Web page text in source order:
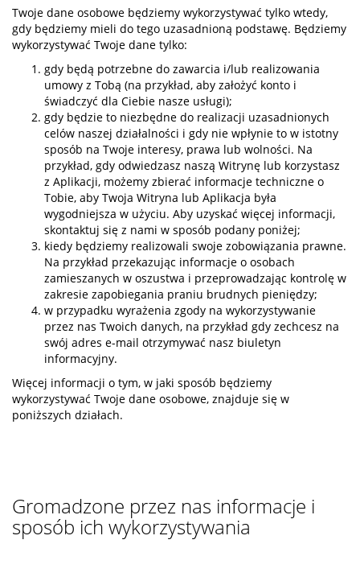
Twoje dane osobowe będziemy wykorzystywać tylko wtedy,
gdy będziemy mieli do tego uzasadnioną podstawę. Będziemy
wykorzystywać Twoje dane tylko:
gdy będą potrzebne do zawarcia i/lub realizowania
umowy z Tobą (na przykład, aby założyć konto i
świadczyć dla Ciebie nasze usługi);
gdy będzie to niezbędne do realizacji uzasadnionych
celów naszej działalności i gdy nie wpłynie to w istotny
sposób na Twoje interesy, prawa lub wolności. Na
przykład, gdy odwiedzasz naszą Witrynę lub korzystasz
z Aplikacji, możemy zbierać informacje techniczne o
Tobie, aby Twoja Witryna lub Aplikacja była
wygodniejsza w użyciu. Aby uzyskać więcej informacji,
skontaktuj się z nami w sposób podany poniżej;
kiedy będziemy realizowali swoje zobowiązania prawne.
Na przykład przekazując informacje o osobach
zamieszanych w oszustwa i przeprowadzając kontrolę w
zakresie zapobiegania praniu brudnych pieniędzy;
w przypadku wyrażenia zgody na wykorzystywanie
przez nas Twoich danych, na przykład gdy zechcesz na
swój adres e-mail otrzymywać nasz biuletyn
informacyjny.
Więcej informacji o tym, w jaki sposób będziemy
wykorzystywać Twoje dane osobowe, znajduje się w
poniższych działach.
Gromadzone przez nas informacje i
sposób ich wykorzystywania